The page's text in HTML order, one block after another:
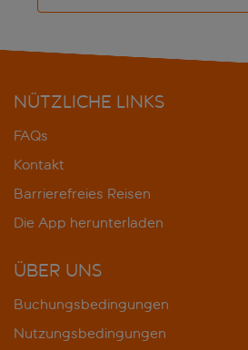
NÜTZLICHE LINKS
FAQs
Kontakt
Barrierefreies Reisen
Die App herunterladen
ÜBER UNS
Buchungsbedingungen
Nutzungsbedingungen